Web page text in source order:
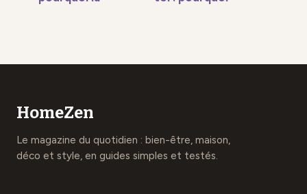
HomeZen
Le magazine du quotidien : bien-être, maison,
déco et style, en guides simples et testés.